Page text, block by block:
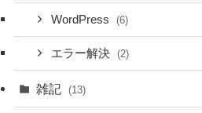
WordPress (6)
エラー解決 (2)
雑記 (13)